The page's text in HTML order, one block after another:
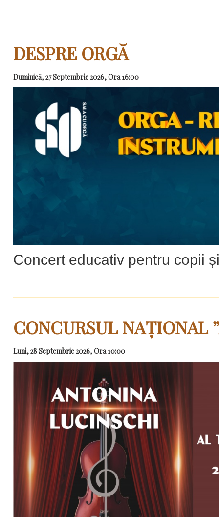
DESPRE ORGĂ
Duminică, 27 Septembrie 2026, Ora 16:00
Concert educativ pentru copii
CONCURSUL NAȚIONAL
Luni, 28 Septembrie 2026, Ora 10:00